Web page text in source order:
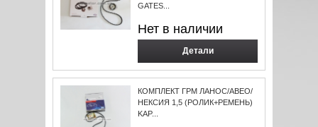
GATES...
Нет в наличии
Детали
КОМПЛЕКТ ГРМ ЛАНОС/АВЕО/
НЕКСИЯ 1,5 (РОЛИК+РЕМЕНЬ)
KAP...